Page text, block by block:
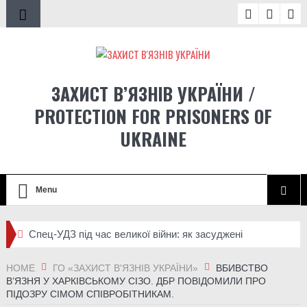
ЗАХИСТ В’ЯЗНІВ УКРАЇНИ /
PROTECTION FOR PRISONERS OF
UKRAINE
Menu
Спец-УДЗ під час великої війни: як засуджені
розв’язані
HOME ГО «ЗАХИСТ В'ЯЗНІВ УКРАЇНИ»
ВБИВСТВО
В’ЯЗНЯ У ХАРКІВСЬКОМУ СІЗО. ДБР ПОВІДОМИЛИ ПРО
ПІДОЗРУ СІМОМ СПІВРОБІТНИКАМ.